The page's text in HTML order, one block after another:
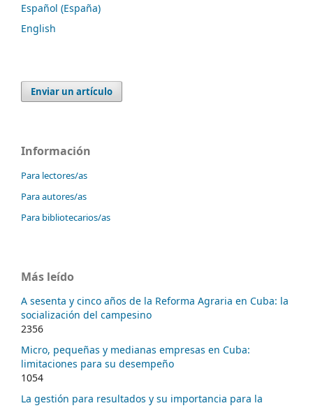
Español (España)
English
Enviar un artículo
Información
Para lectores/as
Para autores/as
Para bibliotecarios/as
Más leído
A sesenta y cinco años de la Reforma Agraria en Cuba: la
socialización del campesino
2356
Micro, pequeñas y medianas empresas en Cuba:
limitaciones para su desempeño
1054
La gestión para resultados y su importancia para la